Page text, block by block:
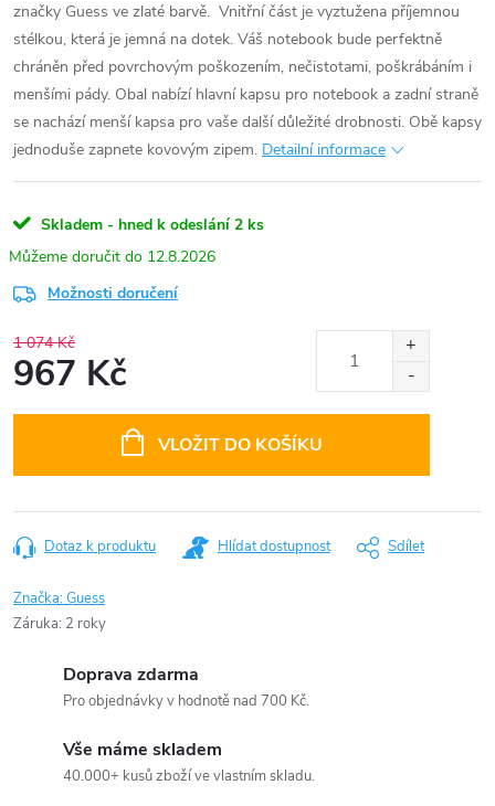
značky Guess ve zlaté barvě. Vnitřní část je vyztužena příjemnou
stélkou, která je jemná na dotek. Váš notebook bude perfektně
chráněn před povrchovým poškozením, nečistotami, poškrábáním i
menšími pády. Obal nabízí hlavní kapsu pro notebook a zadní straně
se nachází menší kapsa pro vaše další důležité drobnosti. Obě kapsy
jednoduše zapnete kovovým zipem. Detailní informace
Skladem - hned k odeslání 2 ks
12.8.2026
Možnosti doručení
1 074 Kč
967 Kč
VLOŽIT DO KOŠÍKU
Dotaz k produktu Hlídat dostupnost Sdílet
Značka:Guess
Záruka: 2 roky
Doprava zdarma
Pro objednávky v hodnotě nad 700 Kč.
Vše máme skladem
40.000+ kusů zboží ve vlastním skladu.